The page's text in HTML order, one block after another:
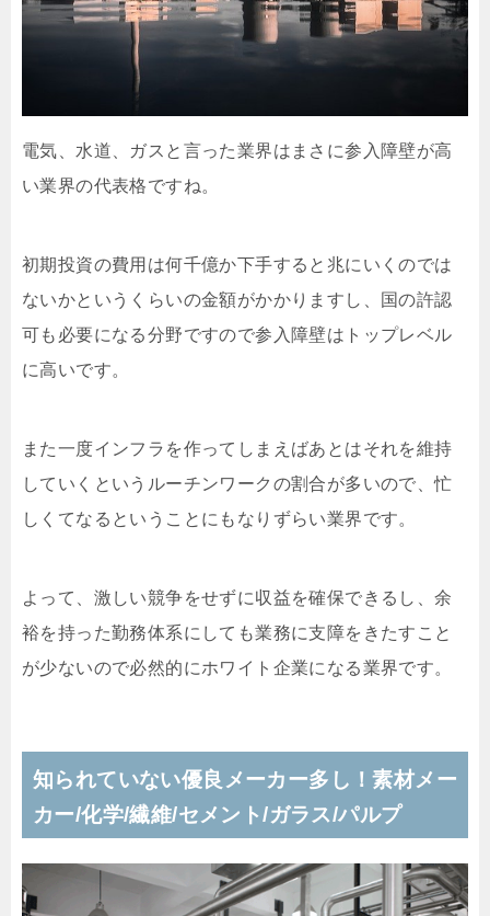
電気、水道、ガスと言った業界はまさに参入障壁が高
い業界の代表格ですね。
初期投資の費用は何千億か下手すると兆にいくのでは
ないかというくらいの金額がかかりますし、国の許認
可も必要になる分野ですので参入障壁はトップレベル
に高いです。
また一度インフラを作ってしまえばあとはそれを維持
していくというルーチンワークの割合が多いので、忙
しくてなるということにもなりずらい業界です。
よって、激しい競争をせずに収益を確保できるし、余
裕を持った勤務体系にしても業務に支障をきたすこと
が少ないので必然的にホワイト企業になる業界です。
知られていない優良メーカー多し！素材メー
カー/化学/繊維/セメント/ガラス/パルプ